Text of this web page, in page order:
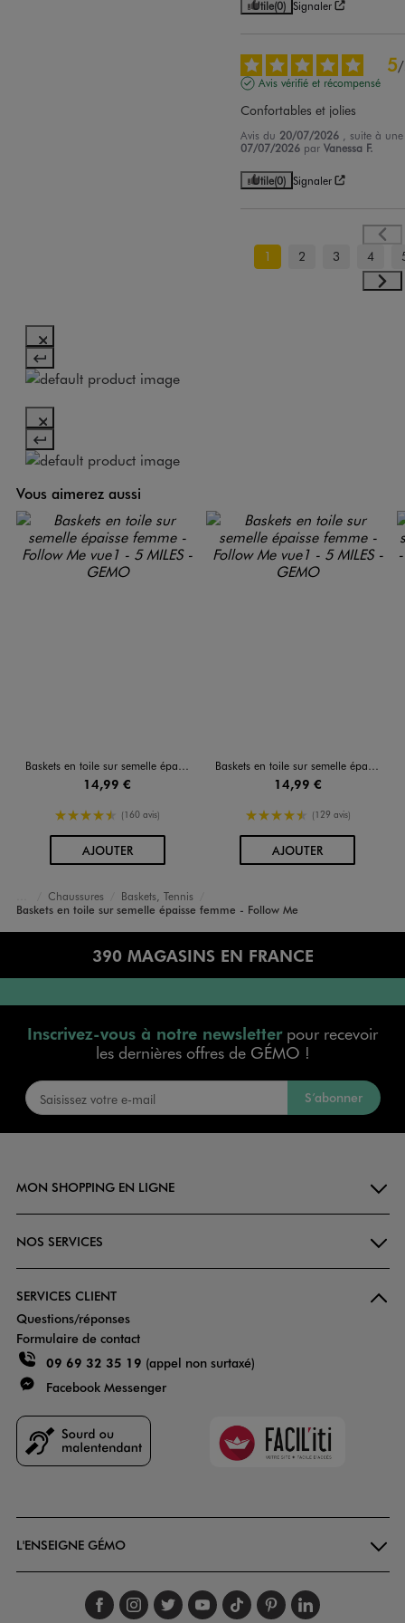
Utile(0) Signaler
5/
Avis vérifié et récompensé
Confortables et jolies
Avis du 20/07/2026
, suite à
07/07/2026 parVanessa F.
Utile(0) Signaler
1 2 3 4
Vous aimerez aussi
Baskets en toile sur semelle épaisse femme - Follow Me
14,99 €
4.5/5 de moyenne
(160 avis)
AJOUTERAU PANIER
Baskets en toile sur semelle épaisse femme - Follow Me
14,99 €
4.5/5 de moyenne
(129 avis)
AJOUTERAU PANIER
Accueil
Femme
Chaussures
Baskets, Tennis
Baskets en toile sur semelle épaisse femme - Follow Me
390 MAGASINS EN FRANCE
Inscrivez-vous à notre newsletterpour recevoir
les dernières offres de GÉMO !
S’abonner
MON SHOPPING EN LIGNE
NOS SERVICES
SERVICES CLIENT
Questions/réponses
Formulaire de contact
09 69 32 35 19 (appel non surtaxé)
Facebook Messenger
Faciliti
L'ENSEIGNE GÉMO